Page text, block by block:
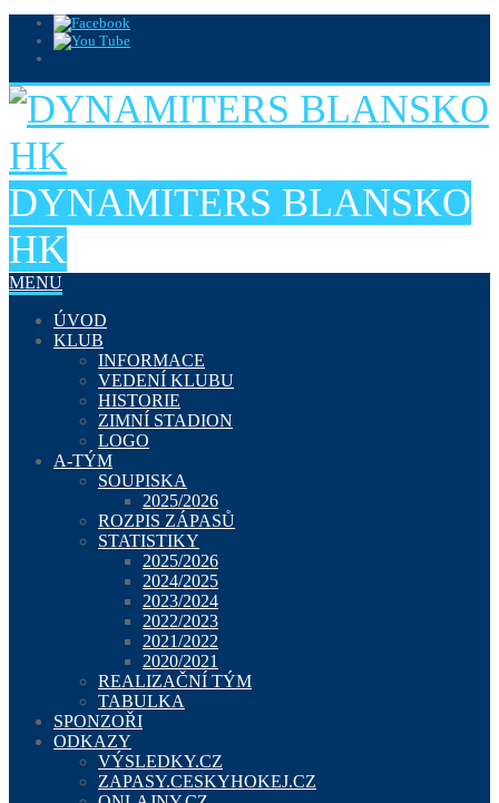
DYNAMITERS BLANSKO
HK
MENU
ÚVOD
KLUB
INFORMACE
VEDENÍ KLUBU
HISTORIE
ZIMNÍ STADION
LOGO
A-TÝM
SOUPISKA
2025/2026
ROZPIS ZÁPASŮ
STATISTIKY
2025/2026
2024/2025
2023/2024
2022/2023
2021/2022
2020/2021
REALIZAČNÍ TÝM
TABULKA
SPONZOŘI
ODKAZY
VÝSLEDKY.CZ
ZAPASY.CESKYHOKEJ.CZ